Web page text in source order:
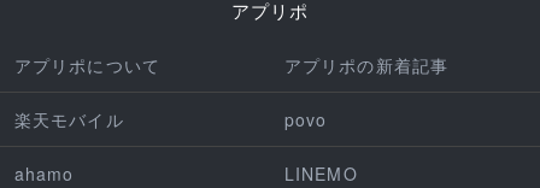
アプリポ
アプリポについて アプリポの新着記事
楽天モバイル povo
ahamo LINEMO